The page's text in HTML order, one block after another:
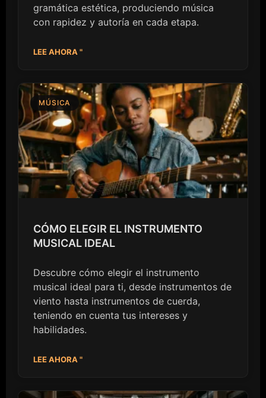
gramática estética, produciendo música
con rapidez y autoría en cada etapa.
LEE AHORA "
MÚSICA
CÓMO ELEGIR EL INSTRUMENTO
MUSICAL IDEAL
Descubre cómo elegir el instrumento
musical ideal para ti, desde instrumentos de
viento hasta instrumentos de cuerda,
teniendo en cuenta tus intereses y
habilidades.
LEE AHORA "